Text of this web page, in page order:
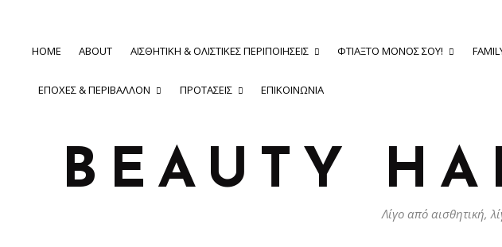
HOME ABOUT ΑΙΣΘΗΤΙΚΉ & ΟΛΙΣΤΙΚΈΣ ΠΕΡΙΠΟΙΉΣΕΙΣ ΦΤΙΆΞΤΟ ΜΌΝΟΣ ΣΟΥ!
ΕΠΟΧΈΣ & ΠΕΡΙΒΆΛΛΟΝ ΠΡΟΤΆΣΕΙΣ ΕΠΙΚΟΙΝΩΝΊΑ
BEAUTY
Λίγο από αισθητική,